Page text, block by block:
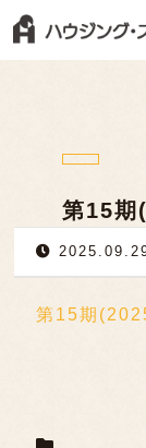
第15期
第15期